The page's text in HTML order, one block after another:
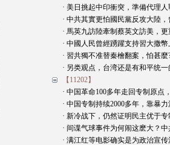
· 美日挑起中印衝突，準備代理人
· 中共其實更怕國民黨反攻大陸，
· 馬英九訪陸牽制蔡英文訪美，更
· 中國人民曾經踴躍支持習大撒幣
· 習共獨不准替秦檜翻案，怕甚麼
· 另类观点，台湾还是有和平统一
【11202】
· 中国革命100多年走回专制原点，
· 中国专制持续2000多年，靠暴力
· 新冷战下，仍然证明民主优于专
· 间谍气球事件为何闹这麽大？中
· 满江红等电影确实是为政治宣传